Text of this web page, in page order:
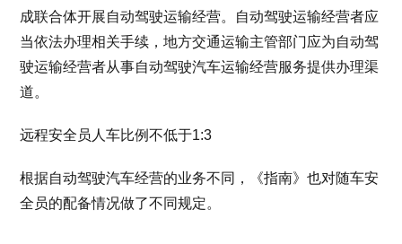
成联合体开展自动驾驶运输经营。自动驾驶运输经营者应
当依法办理相关手续，地方交通运输主管部门应为自动驾
驶运输经营者从事自动驾驶汽车运输经营服务提供办理渠
道。
远程安全员人车比例不低于1:3
根据自动驾驶汽车经营的业务不同，《指南》也对随车安
全员的配备情况做了不同规定。